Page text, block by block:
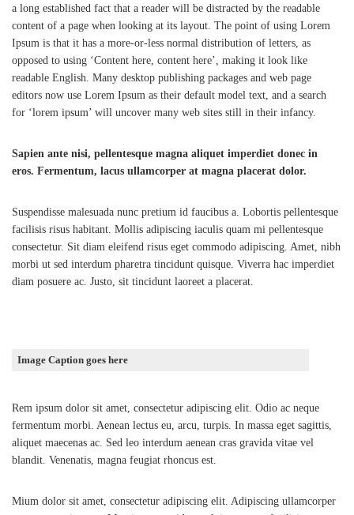
a long established fact that a reader will be distracted by the readable
content of a page when looking at its layout. The point of using Lorem
Ipsum is that it has a more-or-less normal distribution of letters, as
opposed to using ‘Content here, content here’, making it look like
readable English. Many desktop publishing packages and web page
editors now use Lorem Ipsum as their default model text, and a search
for ‘lorem ipsum’ will uncover many web sites still in their infancy.
Sapien ante nisi, pellentesque magna aliquet imperdiet donec in
eros. Fermentum, lacus ullamcorper at magna placerat dolor.
Suspendisse malesuada nunc pretium id faucibus a. Lobortis pellentesque
facilisis risus habitant. Mollis adipiscing iaculis quam mi pellentesque
consectetur. Sit diam eleifend risus eget commodo adipiscing. Amet, nibh
morbi ut sed interdum pharetra tincidunt quisque. Viverra hac imperdiet
diam posuere ac. Justo, sit tincidunt laoreet a placerat.
Image Caption goes here
Rem ipsum dolor sit amet, consectetur adipiscing elit. Odio ac neque
fermentum morbi. Aenean lectus eu, arcu, turpis. In massa eget sagittis,
aliquet maecenas ac. Sed leo interdum aenean cras gravida vitae vel
blandit. Venenatis, magna feugiat rhoncus est.
Mium dolor sit amet, consectetur adipiscing elit. Adipiscing ullamcorper